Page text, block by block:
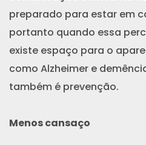
preparado para estar em
portanto quando essa
existe espaço para o
como Alzheimer e
também é prevenção.
Menos cansaço